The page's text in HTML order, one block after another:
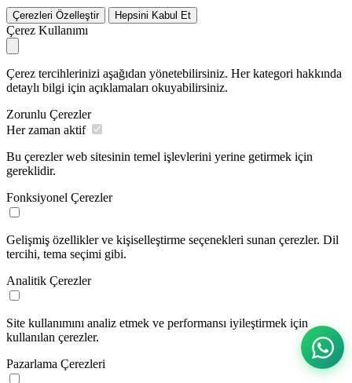
Çerezleri Özelleştir Hepsini Kabul Et
Çerez Kullanımı
Çerez tercihlerinizi aşağıdan yönetebilirsiniz. Her kategori hakkında
detaylı bilgi için açıklamaları okuyabilirsiniz.
Zorunlu Çerezler
Her zaman aktif
Bu çerezler web sitesinin temel işlevlerini yerine getirmek için
gereklidir.
Fonksiyonel Çerezler
Gelişmiş özellikler ve kişiselleştirme seçenekleri sunan çerezler. Dil
tercihi, tema seçimi gibi.
Analitik Çerezler
Site kullanımını analiz etmek ve performansı iyileştirmek için
kullanılan çerezler.
Pazarlama Çerezleri